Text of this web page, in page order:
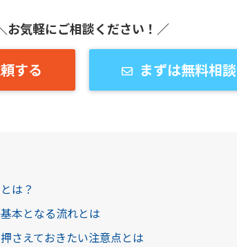
お気軽にご相談ください！／
する まずは無料相
は？
本となる流れとは
さえておきたい注意点とは